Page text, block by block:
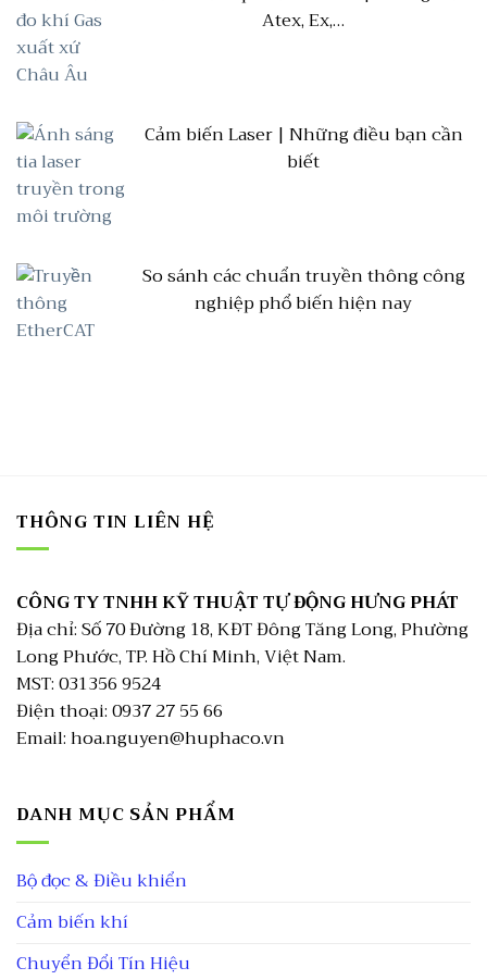
Atex, Ex,…
Cảm biến Laser | Những điều bạn cần
biết
So sánh các chuẩn truyền thông công
nghiệp phổ biến hiện nay
THÔNG TIN LIÊN HỆ
CÔNG TY TNHH KỸ THUẬT TỰ ĐỘNG HƯNG PHÁT
Địa chỉ: Số 70 Đường 18, KĐT Đông Tăng Long, Phường
Long Phước, TP. Hồ Chí Minh, Việt Nam.
MST: 031356 9524
Điện thoại: 0937 27 55 66
Email: hoa.nguyen@huphaco.vn
DANH MỤC SẢN PHẨM
Bộ đọc & Điều khiển
Cảm biến khí
Chuyển Đổi Tín Hiệu